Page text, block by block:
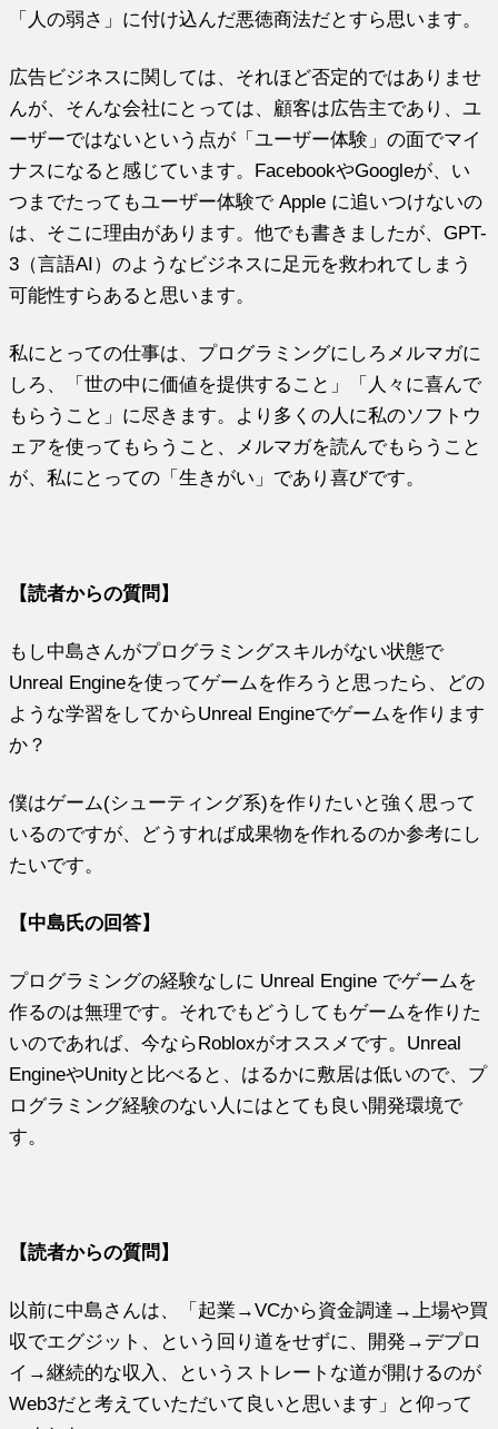
「人の弱さ」に付け込んだ悪徳商法だとすら思います。
広告ビジネスに関しては、それほど否定的ではありませ
んが、そんな会社にとっては、顧客は広告主であり、ユ
ーザーではないという点が「ユーザー体験」の面でマイ
ナスになると感じています。FacebookやGoogleが、い
つまでたってもユーザー体験で Apple に追いつけないの
は、そこに理由があります。他でも書きましたが、GPT-
3（言語AI）のようなビジネスに足元を救われてしまう
可能性すらあると思います。
私にとっての仕事は、プログラミングにしろメルマガに
しろ、「世の中に価値を提供すること」「人々に喜んで
もらうこと」に尽きます。より多くの人に私のソフトウ
ェアを使ってもらうこと、メルマガを読んでもらうこと
が、私にとっての「生きがい」であり喜びです。
【読者からの質問】
もし中島さんがプログラミングスキルがない状態で
Unreal Engineを使ってゲームを作ろうと思ったら、どの
ような学習をしてからUnreal Engineでゲームを作ります
か？
僕はゲーム(シューティング系)を作りたいと強く思って
いるのですが、どうすれば成果物を作れるのか参考にし
たいです。
【中島氏の回答】
プログラミングの経験なしに Unreal Engine でゲームを
作るのは無理です。それでもどうしてもゲームを作りた
いのであれば、今ならRobloxがオススメです。Unreal
EngineやUnityと比べると、はるかに敷居は低いので、プ
ログラミング経験のない人にはとても良い開発環境で
す。
【読者からの質問】
以前に中島さんは、「起業→VCから資金調達→上場や買
収でエグジット、という回り道をせずに、開発→デプロ
イ→継続的な収入、というストレートな道が開けるのが
Web3だと考えていただいて良いと思います」と仰って